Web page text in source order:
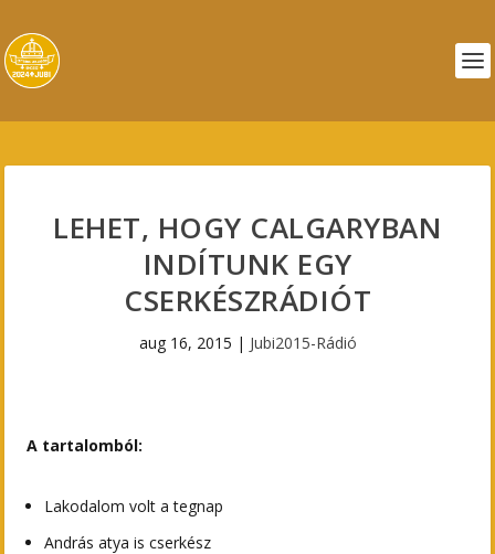
LEHET, HOGY CALGARYBAN
INDÍTUNK EGY
CSERKÉSZRÁDIÓT
aug 16, 2015 | Jubi2015-Rádió
A tartalomból:
Lakodalom volt a tegnap
András atya is cserkész